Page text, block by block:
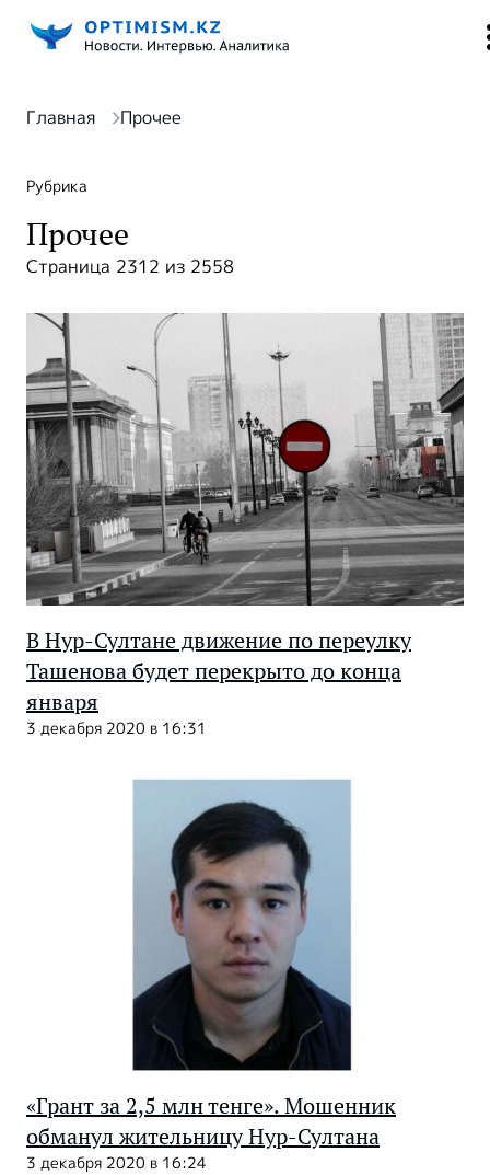
Главная Прочее
Рубрика
Прочее
Страница 2312 из 2558
В Нур-Султане движение по переулку
Ташенова будет перекрыто до конца
января
3 декабря 2020 в 16:31
«Грант за 2,5 млн тенге». Мошенник
обманул жительницу Нур-Султана
3 декабря 2020 в 16:24